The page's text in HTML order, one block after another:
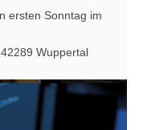
ersten Sonntag im
Wuppertal